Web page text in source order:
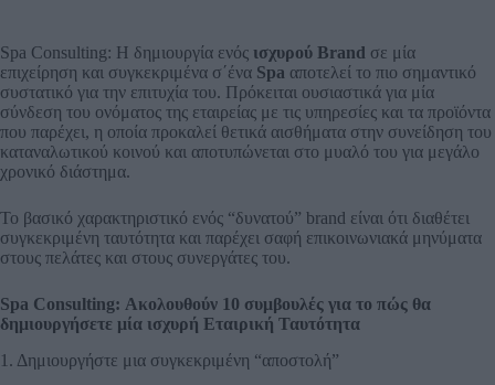
Spa Consulting: Η δημιουργία ενός ισχυρού Brand σε μία
επιχείρηση και συγκεκριμένα σ΄ένα Spa αποτελεί το πιο σημαντικό
συστατικό για την επιτυχία του. Πρόκειται ουσιαστικά για μία
σύνδεση του ονόματος της εταιρείας με τις υπηρεσίες και τα προϊόντα
που παρέχει, η οποία προκαλεί θετικά αισθήματα στην συνείδηση του
καταναλωτικού κοινού και αποτυπώνεται στο μυαλό του για μεγάλο
χρονικό διάστημα.
Το βασικό χαρακτηριστικό ενός “δυνατού” brand είναι ότι διαθέτει
συγκεκριμένη ταυτότητα και παρέχει σαφή επικοινωνιακά μηνύματα
στους πελάτες και στους συνεργάτες του.
Spa Consulting: Ακολουθούν 10 συμβουλές για το πώς θα
δημιουργήσετε μία ισχυρή Εταιρική Ταυτότητα
1. Δημιουργήστε μια συγκεκριμένη “αποστολή”